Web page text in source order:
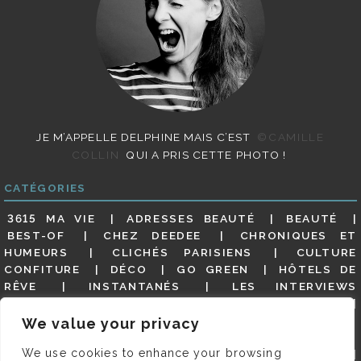
We value your privacy
We use cookies to enhance your browsing
JE M’APPELLE DELPHINE MAIS C’EST
©CAMILLE
COLLIN
QUI A PRIS CETTE PHOTO !
CATÉGORIES
3615 MA VIE ADRESSES BEAUTÉ
BEAUTÉ
BEST-OF
CHEZ DEEDEE
CHRONIQUES ET
HUMEURS
CLICHÉS PARISIENS
CULTURE
CONFITURE
DÉCO GO GREEN
HÔTELS DE
RÊVE
INSTANTANÉS
LES INTERVIEWS
MES ADRESSES
MODE NON CLASSÉ
GUIDE
PARIS EN PHOTOS RESTAURANTS